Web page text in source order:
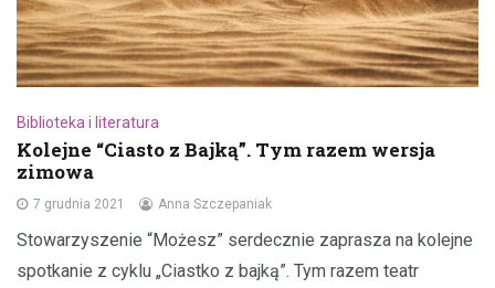
Biblioteka i literatura
Kolejne “Ciasto z Bajką”. Tym razem wersja
zimowa
7 grudnia 2021 Anna Szczepaniak
Stowarzyszenie “Możesz” serdecznie zaprasza na kolejne
spotkanie z cyklu „Ciastko z bajką”. Tym razem teatr